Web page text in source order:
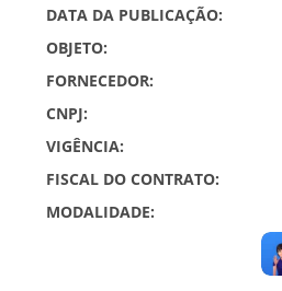
DATA DA PUBLICAÇÃO:
OBJETO:
FORNECEDOR:
CNPJ:
VIGÊNCIA:
FISCAL DO CONTRATO:
MODALIDADE: